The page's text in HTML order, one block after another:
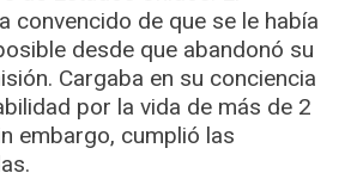
convencido de que se le había
desde que abandonó su
Cargaba en su conciencia
por la vida de más de 2
embargo, cumplió las